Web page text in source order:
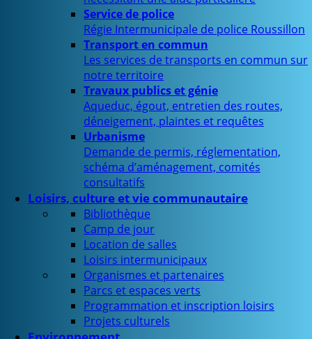
Service de police
Régie Intermunicipale de police Roussillon
Transport en commun
Les services de transports en commun sur
notre territoire
Travaux publics et génie
Aqueduc, égout, entretien des routes,
déneigement, plaintes et requêtes
Urbanisme
Demande de permis, réglementation,
schéma d’aménagement, comités
consultatifs
Loisirs, culture et vie communautaire
Bibliothèque
Camp de jour
Location de salles
Loisirs intermunicipaux
Organismes et partenaires
Parcs et espaces verts
Programmation et inscription loisirs
Projets culturels